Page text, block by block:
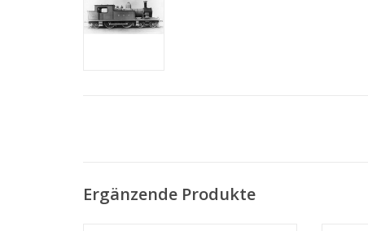
Ergänzende Produkte